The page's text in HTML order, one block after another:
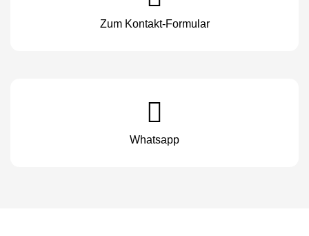
Zum Kontakt-Formular
Whatsapp